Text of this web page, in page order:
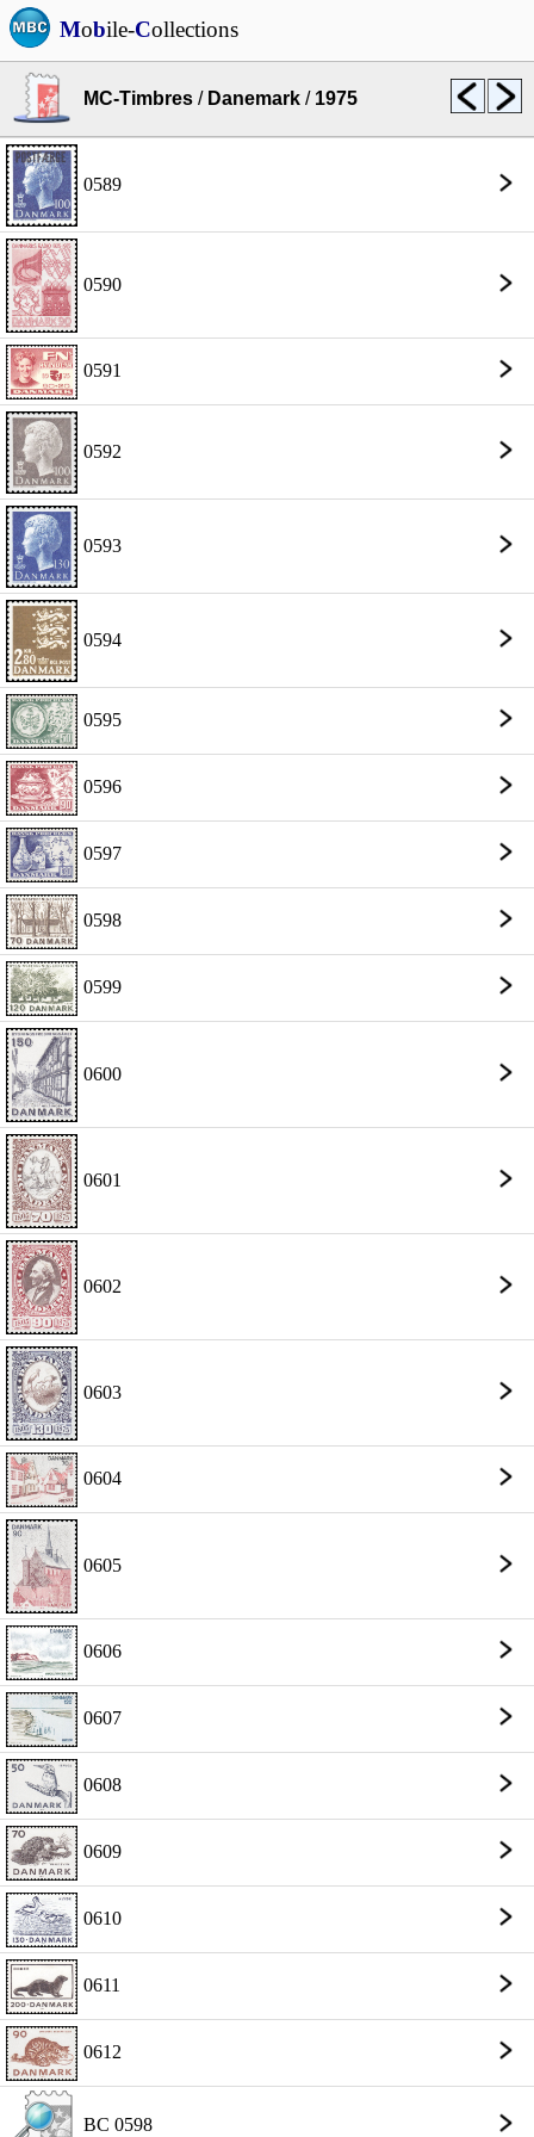
Mobile-Collections
MC-Timbres / Danemark / 1975
0589
0590
0591
0592
0593
0594
0595
0596
0597
0598
0599
0600
0601
0602
0603
0604
0605
0606
0607
0608
0609
0610
0611
0612
BC 0598